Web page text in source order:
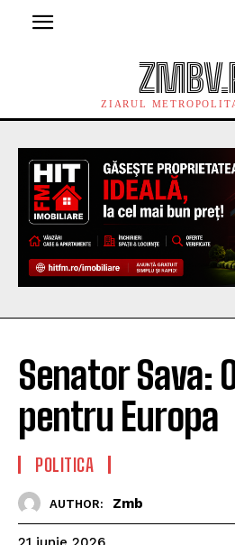
ZIARUL
Senator Sava:
pentru Europa
POLITICA
AUTHOR: Zmb